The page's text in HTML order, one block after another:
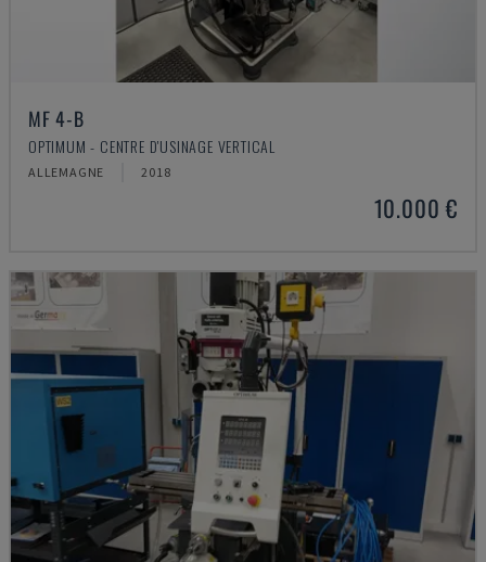
MF 4-B
OPTIMUM - CENTRE D'USINAGE VERTICAL
ALLEMAGNE 2018
10.000 €